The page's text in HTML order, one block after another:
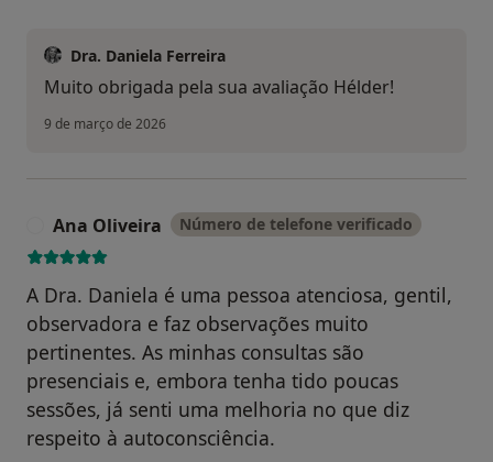
Dra. Daniela Ferreira
Muito obrigada pela sua avaliação Hélder!
9 de março de 2026
Ana Oliveira Número de telefone verificado
A Dra. Daniela é uma pessoa atenciosa, gentil,
observadora e faz observações muito
pertinentes. As minhas consultas são
presenciais e, embora tenha tido poucas
sessões, já senti uma melhoria no que diz
respeito à autoconsciência.